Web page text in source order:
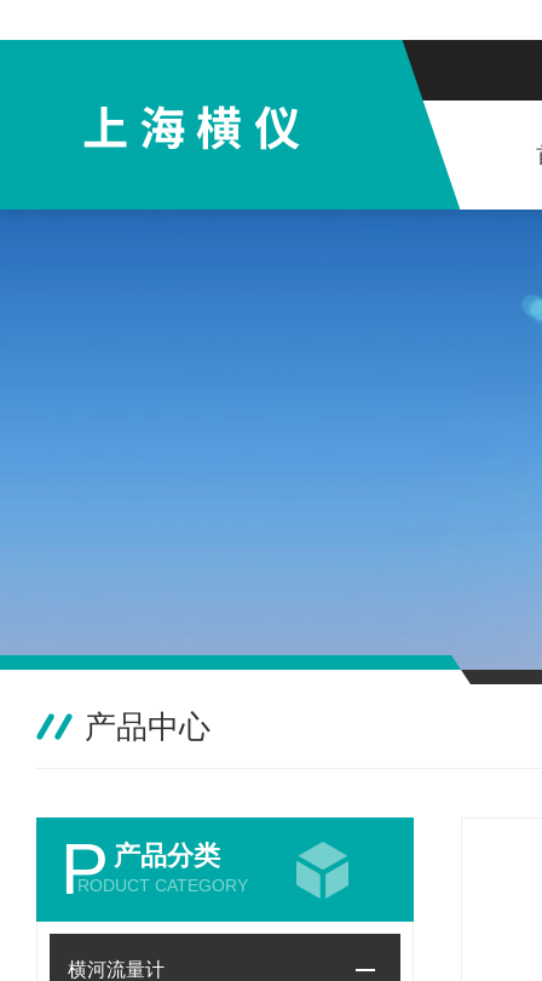
产品中心
P 产品分类
RODUCT CATEGORY
横河流量计